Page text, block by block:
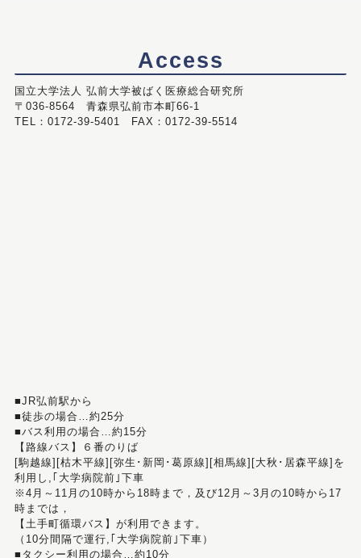
Access
国立大学法人 弘前大学被ばく医療総合研究所
〒036-8564 青森県弘前市本町66-1
TEL：0172-39-5401 FAX：0172-39-5514
■JR弘前駅から
■徒歩の場合…約25分
■バス利用の場合…約15分
【路線バス】６番のりば
[駒越線][枯木平線][弥生･新岡･葛原線][相馬線][大秋･居森平線]を
利用し,｢大学病院前｣下車
※4月～11月の10時から18時まで，及び12月～3月の10時から17
時までは，
【土手町循環バス】が利用できます。
（10分間隔で運行,｢大学病院前｣下車）
■タクシー利用の場合…約10分